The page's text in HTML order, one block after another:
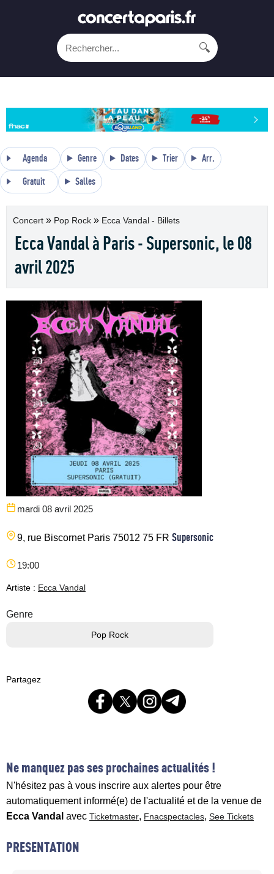
🔍
Agenda Genre Dates Trier Arr.
Gratuit Salles
Concert » Pop Rock » Ecca Vandal - Billets
Ecca Vandal à Paris - Supersonic, le 08
avril 2025
mardi 08 avril 2025
9, rue Biscornet Paris 75012 75 FR Supersonic
19:00
Artiste : Ecca Vandal
Genre
Pop Rock
Partagez
Ne manquez pas ses prochaines actualités !
N'hésitez pas à vous inscrire aux alertes pour être
automatiquement informé(e) de l'actualité et de la venue de
Ecca Vandal avec Ticketmaster, Fnacspectacles, See Tickets
PRESENTATION